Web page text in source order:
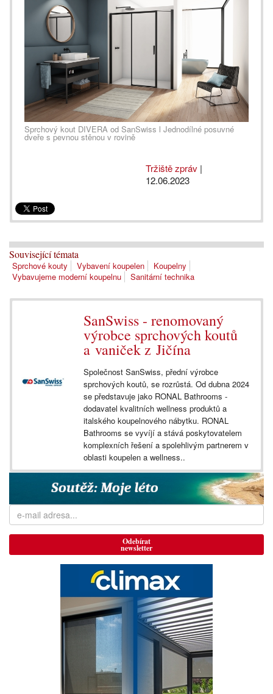
Sprchový kout DIVERA od SanSwiss l Jednodílné posuvné
dveře s pevnou stěnou v rovině
Tržiště zpráv |
12.06.2023
Související témata
Sprchové kouty Vybavení koupelen
Koupelny
Vybavujeme moderní koupelnu
Sanitární technika
SanSwiss - renomovaný
výrobce sprchových koutů
a vaniček z Jičína
Společnost SanSwiss, přední výrobce
sprchových koutů, se rozrůstá. Od dubna 2024
se představuje jako RONAL Bathrooms -
dodavatel kvalitních wellness produktů a
italského koupelnového nábytku. RONAL
Bathrooms se vyvíjí a stává poskytovatelem
komplexních řešení a spolehlivým partnerem v
oblasti koupelen a wellness..
Odebírat
newsletter